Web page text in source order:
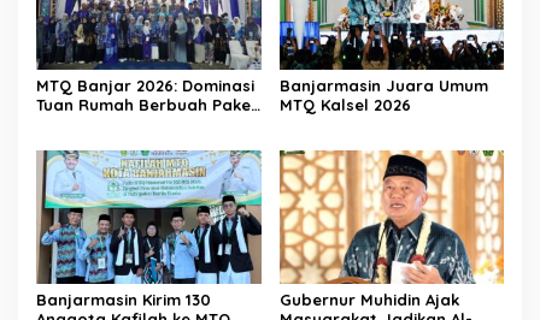
MTQ Banjar 2026: Dominasi
Tuan Rumah Berbuah Paket
Banjarmasin Juara Umum
MTQ Kalsel 2026
Banjarmasin Kirim 130
Gubernur Muhidin Ajak